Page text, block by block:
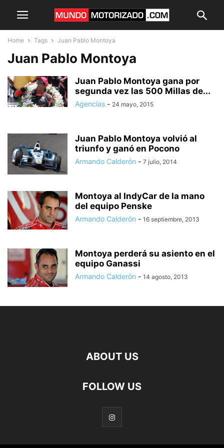
Home Tags Juan Pablo Montoya
Juan Pablo Montoya
Juan Pablo Montoya gana por
segunda vez las 500 Millas de...
Agencias - 24 mayo, 2015
Juan Pablo Montoya volvió al
triunfo y ganó en Pocono
Armando Calderón - 7 julio, 2014
Montoya al IndyCar de la mano
del equipo Penske
Armando Calderón - 16 septiembre, 2013
Montoya perderá su asiento en el
equipo Ganassi
Armando Calderón - 14 agosto, 2013
ABOUT US
FOLLOW US